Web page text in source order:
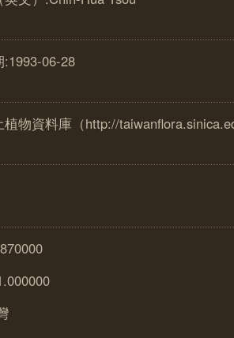
06-28
植物資料庫（http://